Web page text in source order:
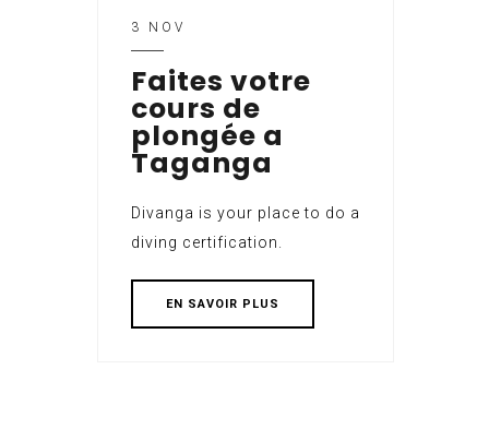
3 NOV
Faites votre
cours de
plongée a
Taganga
Divanga is your place to do a
diving certification.
EN SAVOIR PLUS